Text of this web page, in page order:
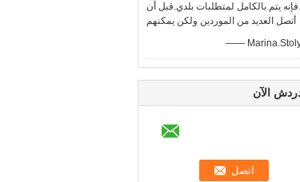
يتم بالكامل لمتطلبات بلدي.قبل أن
أتصل العديد من الموردين ولكن يمكنهم
——
الآن